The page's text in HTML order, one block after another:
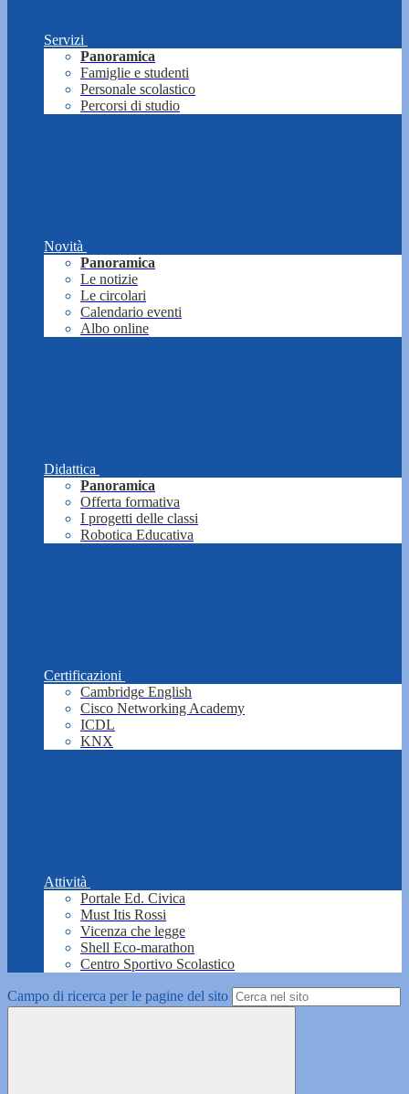
Servizi
Panoramica
Famiglie e studenti
Personale scolastico
Percorsi di studio
Novità
Panoramica
Le notizie
Le circolari
Calendario eventi
Albo online
Didattica
Panoramica
Offerta formativa
I progetti delle classi
Robotica Educativa
Certificazioni
Cambridge English
Cisco Networking Academy
ICDL
KNX
Attività
Portale Ed. Civica
Must Itis Rossi
Vicenza che legge
Shell Eco-marathon
Centro Sportivo Scolastico
Campo di ricerca per le pagine del sito